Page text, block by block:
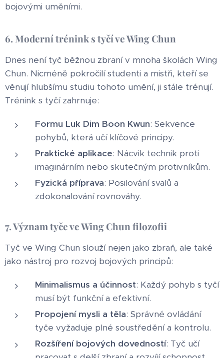
bojovými uměními.
6. Moderní trénink s tyčí ve Wing Chun
Dnes není tyč běžnou zbraní v mnoha školách Wing
Chun. Nicméně pokročilí studenti a mistři, kteří se
věnují hlubšímu studiu tohoto umění, ji stále trénují.
Trénink s tyčí zahrnuje:
Formu Luk Dim Boon Kwun: Sekvence
pohybů, která učí klíčové principy.
Praktické aplikace: Nácvik technik proti
imaginárním nebo skutečným protivníkům.
Fyzická příprava: Posilování svalů a
zdokonalování rovnováhy.
7. Význam tyče ve Wing Chun filozofii
Tyč ve Wing Chun slouží nejen jako zbraň, ale také
jako nástroj pro rozvoj bojových principů:
Minimalismus a účinnost: Každý pohyb s tyčí
musí být funkční a efektivní.
Propojení mysli a těla: Správné ovládání
tyče vyžaduje plné soustředění a kontrolu.
Rozšíření bojových dovedností: Tyč učí